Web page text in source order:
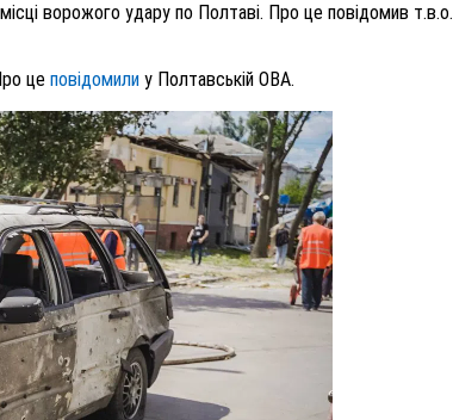
ворожого удару по Полтаві. Про це повідомив т.в.о.
це повідомили у Полтавській ОВА.